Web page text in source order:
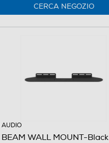
CERCA NEGOZIO
AUDIO
WALL MOUNT-Black